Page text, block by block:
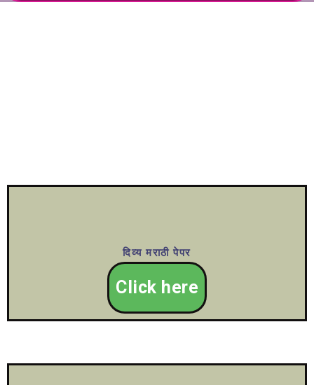
दिव्य मराठी पेपर
Click here